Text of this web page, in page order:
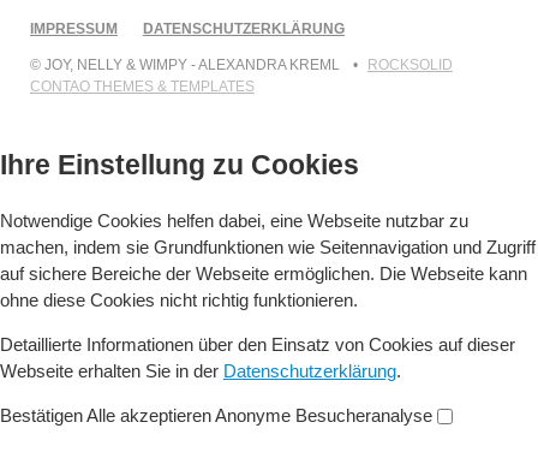
NAVIGATION
IMPRESSUM DATENSCHUTZERKLÄRUNG
© JOY, NELLY & WIMPY - ALEXANDRA KREML
ROCKSOLID
CONTAO THEMES & TEMPLATES
Ihre Einstellung zu Cookies
Notwendige Cookies helfen dabei, eine Webseite nutzbar zu
machen, indem sie Grundfunktionen wie Seitennavigation und Zugriff
auf sichere Bereiche der Webseite ermöglichen. Die Webseite kann
ohne diese Cookies nicht richtig funktionieren.
Detaillierte Informationen über den Einsatz von Cookies auf dieser
Webseite erhalten Sie in der Datenschutzerklärung.
BestätigenAlle akzeptierenAnonyme Besucheranalyse